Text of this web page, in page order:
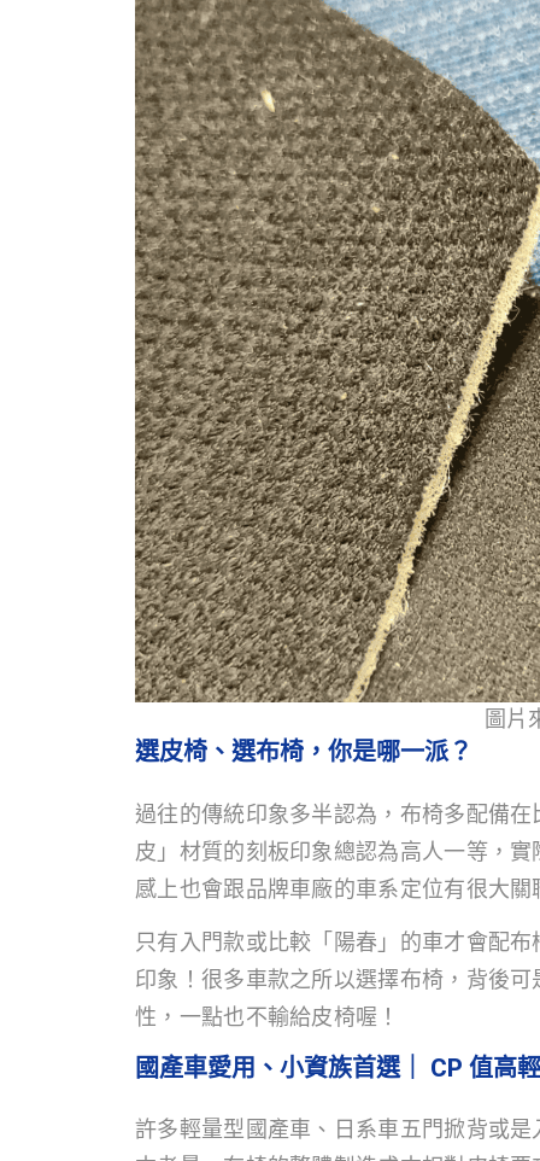
圖片
選皮椅、選布椅，你是哪一派？
過往的傳統印象多半認為，布椅多配備
皮」材質的刻板印象總認為高人一等，
感上也會跟品牌車廠的車系定位有很大
只有入門款或比較「陽春」的車才會配
印象！很多車款之所以選擇布椅，背後
性，一點也不輸給皮椅喔！
國產車愛用、小資族首選｜ CP 值高
許多輕量型國產車、日系車五門掀背或